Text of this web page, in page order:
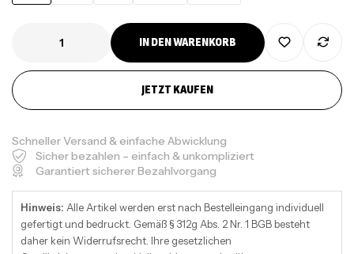
IN DEN WARENKORB
JETZT KAUFEN
Schneller Versand & einfache Abwicklung
Sicher bezahlen – einfach & unkompliziert
Garantiert sicherer Bezahlvorgang
Hinweis: Alle Artikel werden erst nach Bestelleingang individuell
gefertigt und bedruckt. Gemäß § 312g Abs. 2 Nr. 1 BGB besteht
daher kein Widerrufsrecht. Ihre gesetzlichen